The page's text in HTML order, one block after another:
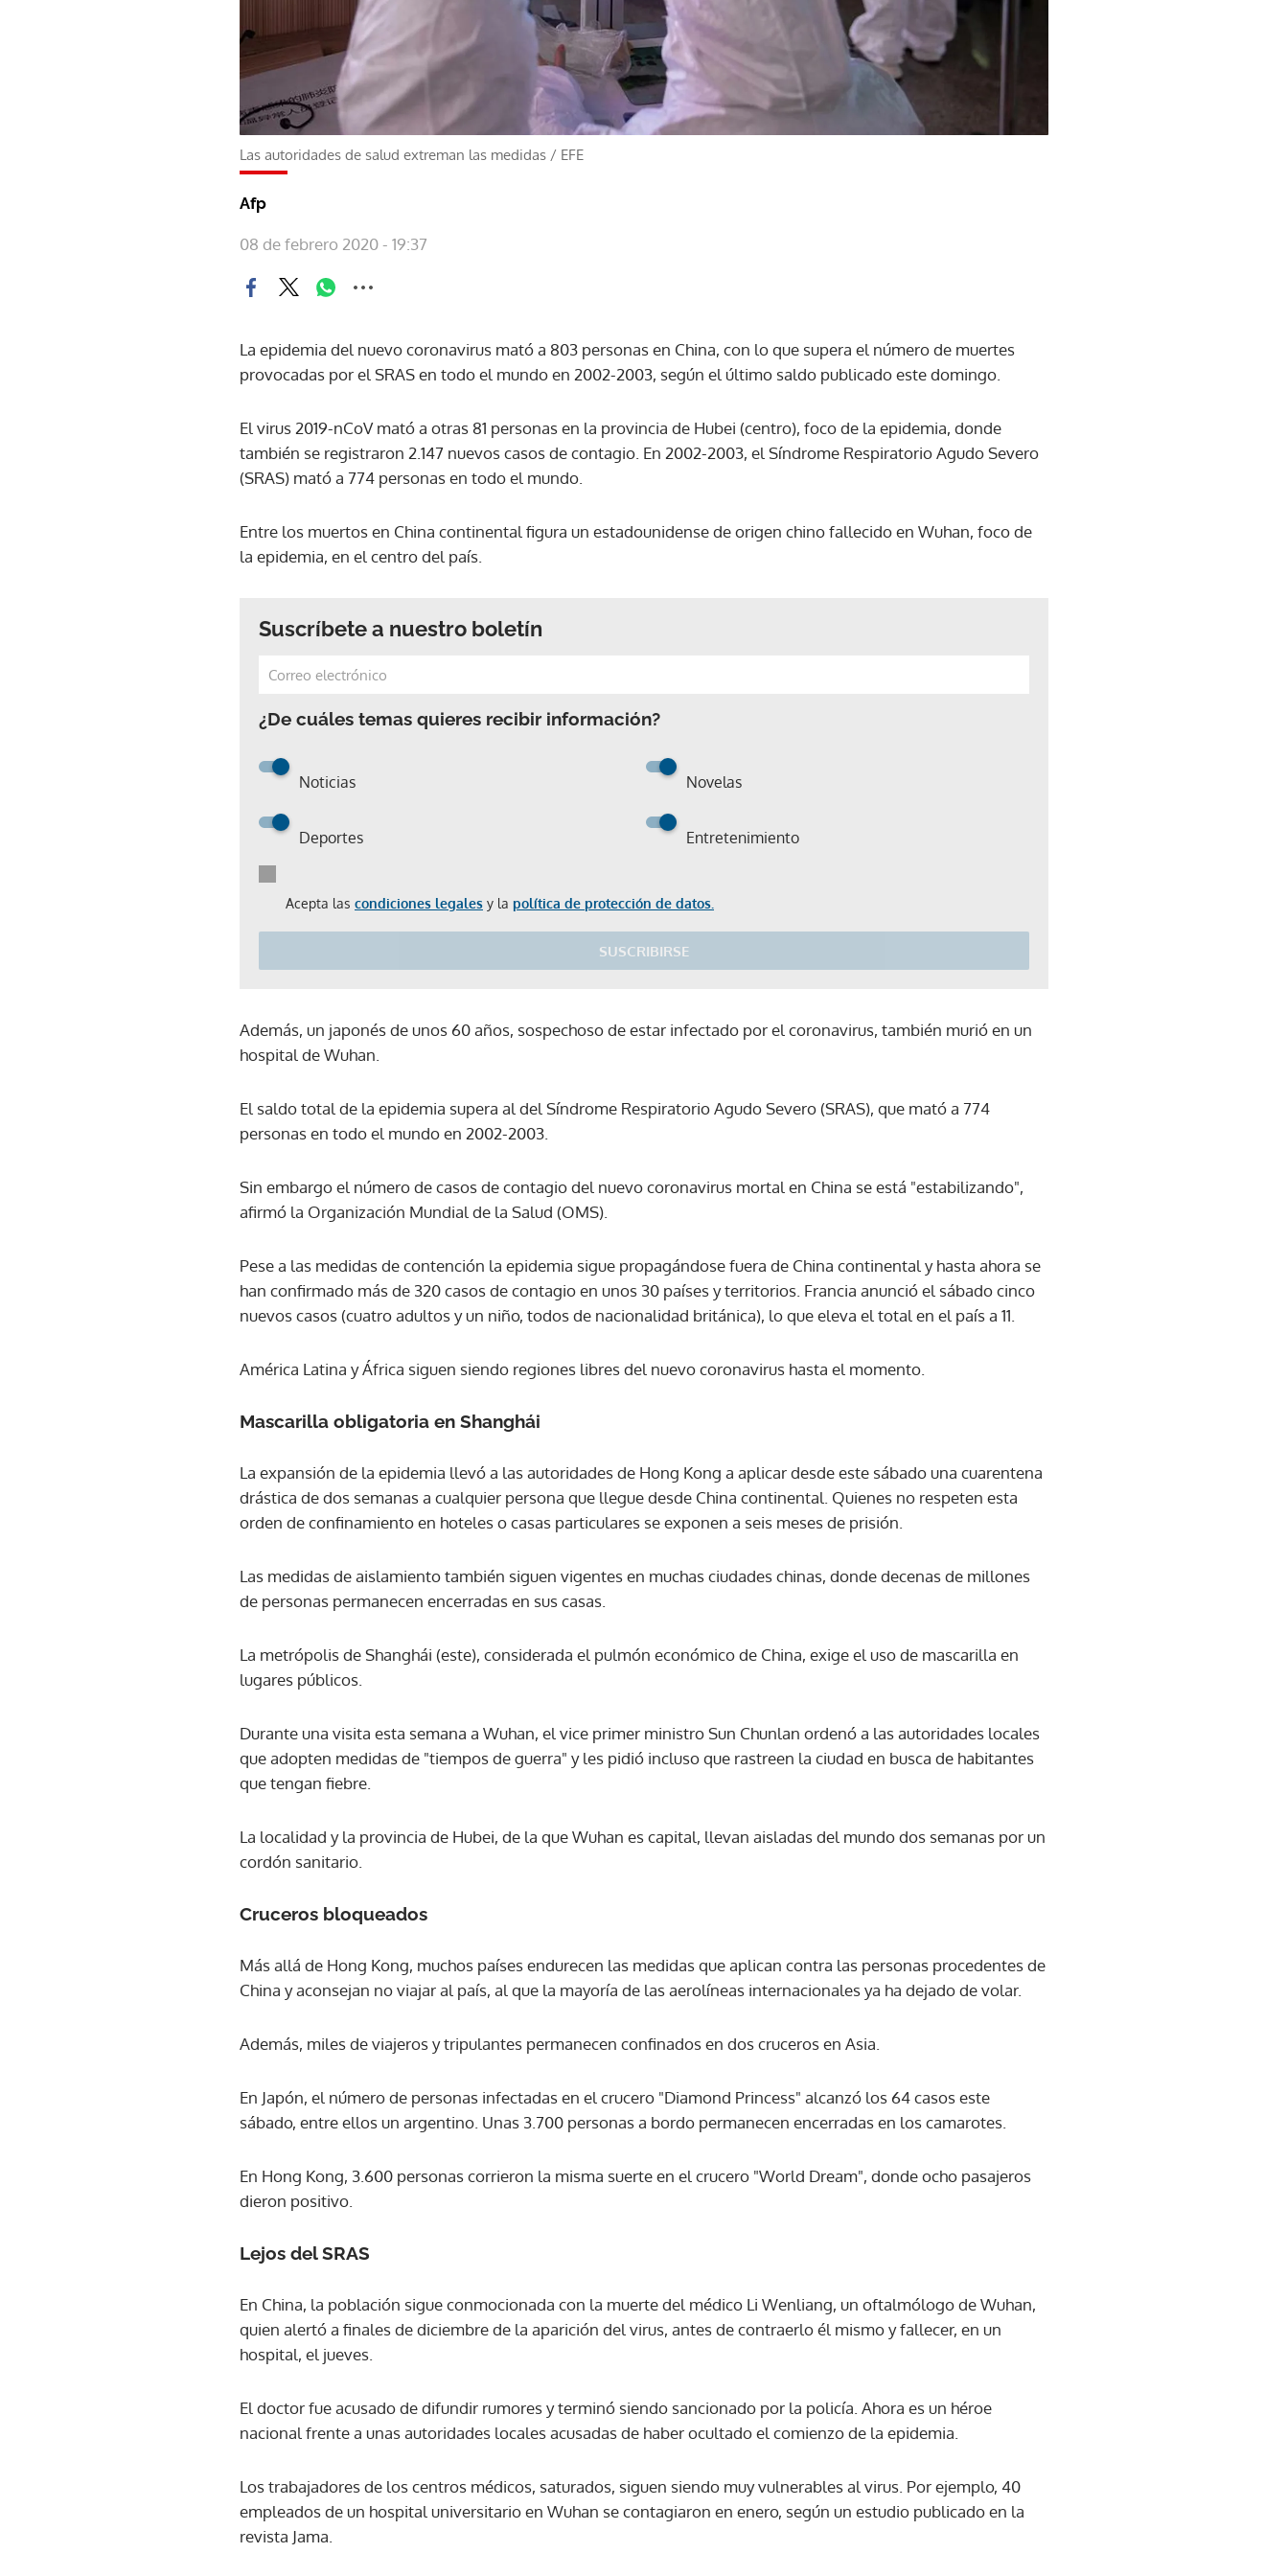
Las autoridades de salud extreman las medidas / EFE
Afp
08 de febrero 2020 - 19:37
La epidemia del nuevo coronavirus mató a 803 personas en China, con lo que supera el número de muertes
provocadas por el SRAS en todo el mundo en 2002-2003, según el último saldo publicado este domingo.
El virus 2019-nCoV mató a otras 81 personas en la provincia de Hubei (centro), foco de la epidemia, donde
también se registraron 2.147 nuevos casos de contagio. En 2002-2003, el Síndrome Respiratorio Agudo Severo
(SRAS) mató a 774 personas en todo el mundo.
Entre los muertos en China continental figura un estadounidense de origen chino fallecido en Wuhan, foco de
la epidemia, en el centro del país.
Suscríbete a nuestro boletín
¿De cuáles temas quieres recibir información?
Noticias Novelas
Deportes Entretenimiento
Acepta las condiciones legales y la política de protección de datos.
SUSCRIBIRSE
Gracias por suscribirte a nuestro boletín.
Además, un japonés de unos 60 años, sospechoso de estar infectado por el coronavirus, también murió en un
hospital de Wuhan.
El saldo total de la epidemia supera al del Síndrome Respiratorio Agudo Severo (SRAS), que mató a 774
personas en todo el mundo en 2002-2003.
Sin embargo el número de casos de contagio del nuevo coronavirus mortal en China se está "estabilizando",
afirmó la Organización Mundial de la Salud (OMS).
Pese a las medidas de contención la epidemia sigue propagándose fuera de China continental y hasta ahora se
han confirmado más de 320 casos de contagio en unos 30 países y territorios. Francia anunció el sábado cinco
nuevos casos (cuatro adultos y un niño, todos de nacionalidad británica), lo que eleva el total en el país a 11.
América Latina y África siguen siendo regiones libres del nuevo coronavirus hasta el momento.
Mascarilla obligatoria en Shanghái
La expansión de la epidemia llevó a las autoridades de Hong Kong a aplicar desde este sábado una cuarentena
drástica de dos semanas a cualquier persona que llegue desde China continental. Quienes no respeten esta
orden de confinamiento en hoteles o casas particulares se exponen a seis meses de prisión.
Las medidas de aislamiento también siguen vigentes en muchas ciudades chinas, donde decenas de millones
de personas permanecen encerradas en sus casas.
La metrópolis de Shanghái (este), considerada el pulmón económico de China, exige el uso de mascarilla en
lugares públicos.
Durante una visita esta semana a Wuhan, el vice primer ministro Sun Chunlan ordenó a las autoridades locales
que adopten medidas de "tiempos de guerra" y les pidió incluso que rastreen la ciudad en busca de habitantes
que tengan fiebre.
La localidad y la provincia de Hubei, de la que Wuhan es capital, llevan aisladas del mundo dos semanas por un
cordón sanitario.
Cruceros bloqueados
Más allá de Hong Kong, muchos países endurecen las medidas que aplican contra las personas procedentes de
China y aconsejan no viajar al país, al que la mayoría de las aerolíneas internacionales ya ha dejado de volar.
Además, miles de viajeros y tripulantes permanecen confinados en dos cruceros en Asia.
En Japón, el número de personas infectadas en el crucero "Diamond Princess" alcanzó los 64 casos este
sábado, entre ellos un argentino. Unas 3.700 personas a bordo permanecen encerradas en los camarotes.
En Hong Kong, 3.600 personas corrieron la misma suerte en el crucero "World Dream", donde ocho pasajeros
dieron positivo.
Lejos del SRAS
En China, la población sigue conmocionada con la muerte del médico Li Wenliang, un oftalmólogo de Wuhan,
quien alertó a finales de diciembre de la aparición del virus, antes de contraerlo él mismo y fallecer, en un
hospital, el jueves.
El doctor fue acusado de difundir rumores y terminó siendo sancionado por la policía. Ahora es un héroe
nacional frente a unas autoridades locales acusadas de haber ocultado el comienzo de la epidemia.
Los trabajadores de los centros médicos, saturados, siguen siendo muy vulnerables al virus. Por ejemplo, 40
empleados de un hospital universitario en Wuhan se contagiaron en enero, según un estudio publicado en la
revista Jama.